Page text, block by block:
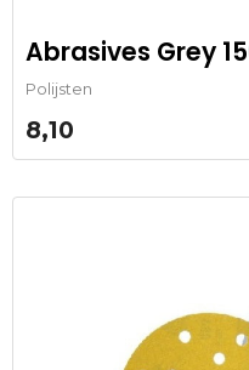
Abrasives Grey
Polijsten
8,10